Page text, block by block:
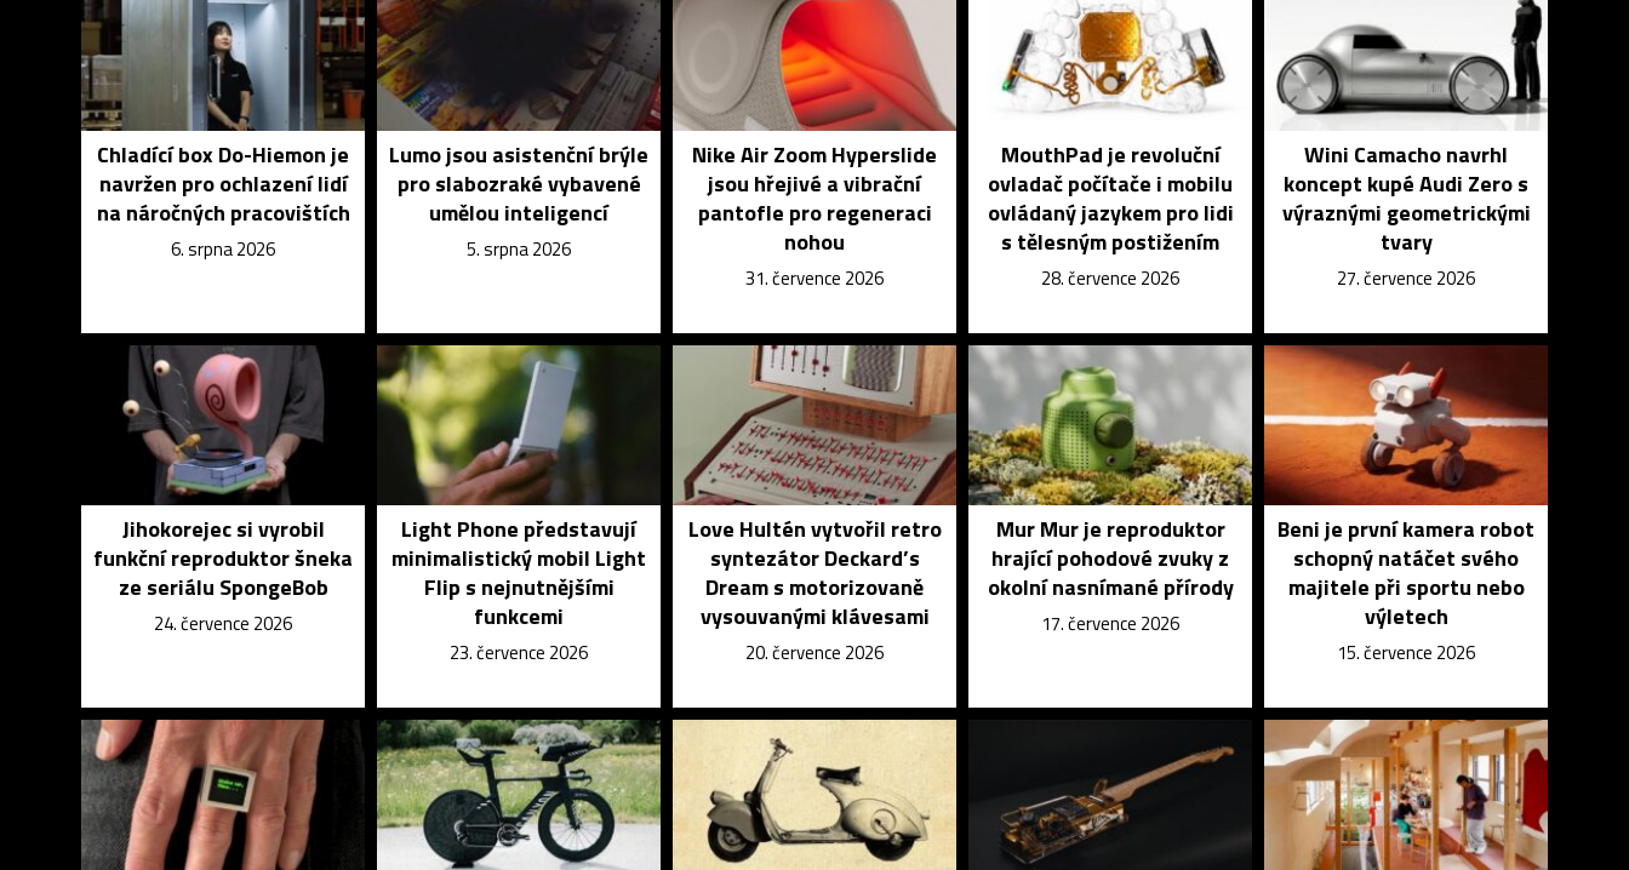
Chladící box Do-Hiemon je
navržen pro ochlazení lidí
na náročných pracovištích
6. srpna 2026
Lumo jsou asistenční brýle
pro slabozraké vybavené
umělou inteligencí
5. srpna 2026
Nike Air Zoom Hyperslide
jsou hřejivé a vibrační
pantofle pro regeneraci
nohou
31. července 2026
MouthPad je revoluční
ovladač počítače i mobilu
ovládaný jazykem pro lidi
s tělesným postižením
28. července 2026
Wini Camacho navrhl
koncept kupé Audi Zero s
výraznými geometrickými
tvary
27. července 2026
Jihokorejec si vyrobil
funkční reproduktor šneka
ze seriálu SpongeBob
24. července 2026
Light Phone představují
minimalistický mobil Light
Flip s nejnutnějšími
funkcemi
23. července 2026
Love Hultén vytvořil retro
syntezátor Deckard’s
Dream s motorizovaně
vysouvanými klávesami
20. července 2026
Mur Mur je reproduktor
hrající pohodové zvuky z
okolní nasnímané přírody
17. července 2026
Beni je první kamera robot
schopný natáčet svého
majitele při sportu nebo
výletech
15. července 2026